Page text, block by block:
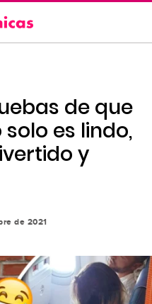
de que
es lindo,
y
de 2021